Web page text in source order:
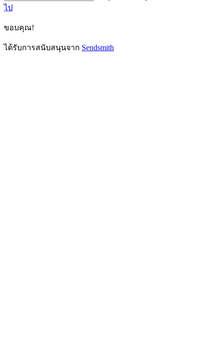
ไป
ขอบคุณ!
ได้รับการสนับสนุนจาก Sendsmith